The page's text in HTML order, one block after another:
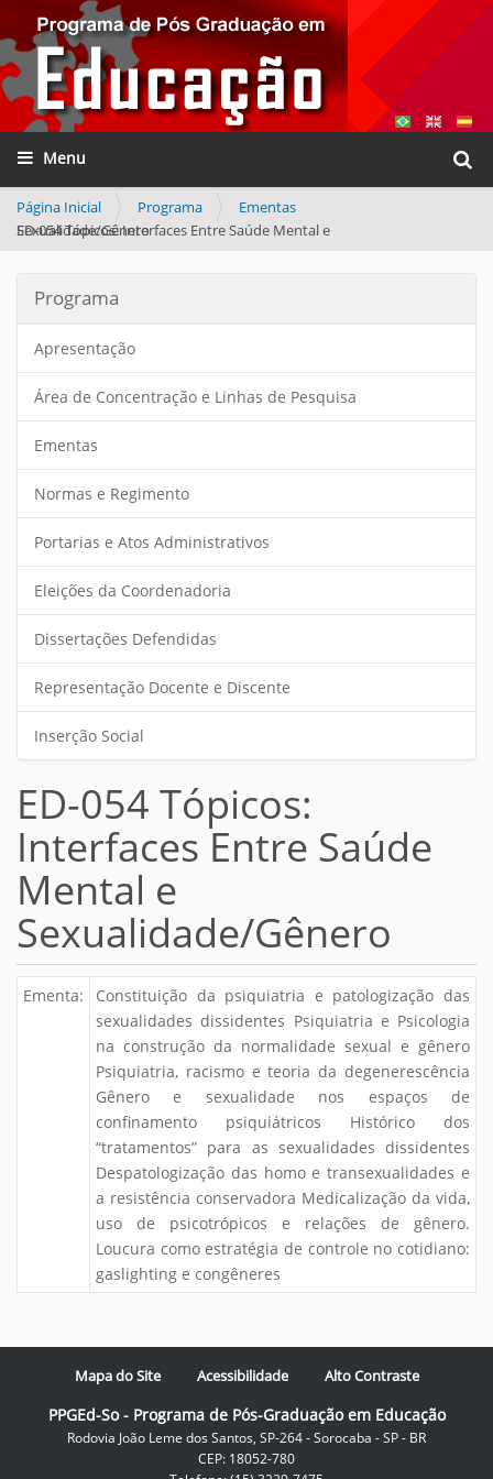
Busca
Toggle navigation
Página Inicial Programa
Ementas
ED-054 Tópicos: Interfaces Entre Saúde Mental e Sexualidade/Gênero
Programa
Apresentação
Área de Concentração e Linhas de Pesquisa
Ementas
Normas e Regimento
Portarias e Atos Administrativos
Eleições da Coordenadoria
Dissertações Defendidas
Representação Docente e Discente
Inserção Social
ED-054 Tópicos:
Interfaces Entre Saúde
Mental e
Sexualidade/Gênero
Ementa:
Constituição da psiquiatria e patologização das
sexualidades dissidentes Psiquiatria e Psicologia
na construção da normalidade sexual e gênero
Psiquiatria, racismo e teoria da degenerescência
Gênero e sexualidade nos espaços de
confinamento psiquiátricos Histórico dos
“tratamentos” para as sexualidades dissidentes
Despatologização das homo e transexualidades e
a resistência conservadora Medicalização da vida,
uso de psicotrópicos e relações de gênero.
Loucura como estratégia de controle no cotidiano:
gaslighting e congêneres
Mapa do Site Acessibilidade Alto Contraste
PPGEd-So - Programa de Pós-Graduação em Educação
Rodovia João Leme dos Santos, SP-264 - Sorocaba - SP - BR
CEP: 18052-780